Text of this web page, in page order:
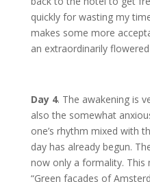
quickly for wasting my
makes some more
an extraordinarily
Day 4. The awakening is
also the somewhat
one’s rhythm mixed with
day has already begun.
now only a formality. This
“Green façades of